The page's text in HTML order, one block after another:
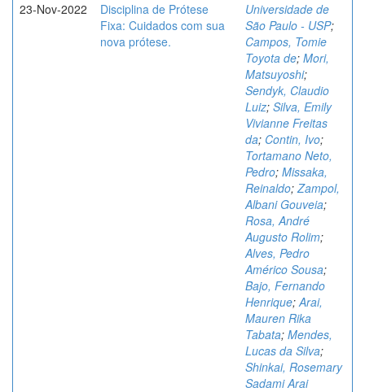
23-Nov-2022
Disciplina de Prótese
Fixa: Cuidados com sua
nova prótese.
Universidade de
São Paulo - USP;
Campos, Tomie
Toyota de; Mori,
Matsuyoshi;
Sendyk, Claudio
Luiz; Silva, Emily
Vivianne Freitas
da; Contin, Ivo;
Tortamano Neto,
Pedro; Missaka,
Reinaldo;Zampol,
Albani Gouveia;
Rosa, André
Augusto Rolim;
Alves, Pedro
Américo Sousa;
Bajo, Fernando
Henrique;Arai,
Mauren Rika
Tabata; Mendes,
Lucas da Silva;
Shinkai, Rosemary
Sadami Arai